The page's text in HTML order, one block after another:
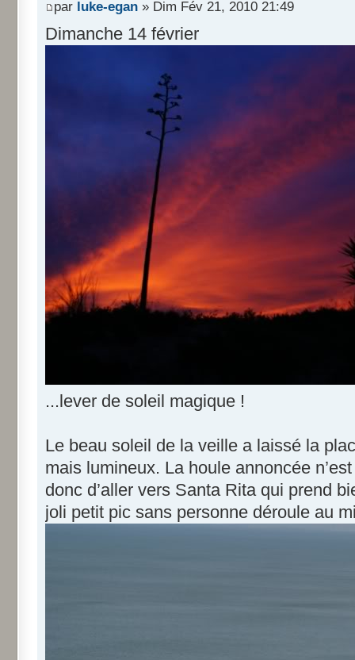
par luke-egan » Dim Fév 21, 2010 21:49
Dimanche 14 février
...lever de soleil magique !
Le beau soleil de la veille a laissé la
mais lumineux. La houle annoncée
donc d’aller vers Santa Rita qui prend
joli petit pic sans personne déroule au